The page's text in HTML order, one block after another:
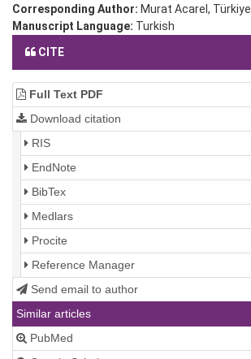
Corresponding Author: Murat Acarel, Türkiye
Manuscript Language: Turkish
CITE
Full Text PDF
Download citation
RIS
EndNote
BibTex
Medlars
Procite
Reference Manager
Send email to author
Similar articles
PubMed